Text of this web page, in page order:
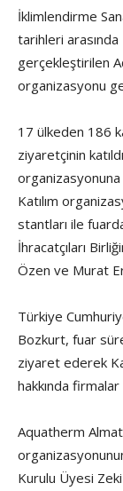
İklimlendirme
tarihleri arasında
gerçekleştirilen
organizasyonu
17 ülkeden 186
ziyaretçinin
Katılım
stantları ile
İhracatçıları
Özen ve Murat
Türkiye
Bozkurt, fuar
ziyaret ederek
hakkında
Aquatherm
Kurulu Üyesi